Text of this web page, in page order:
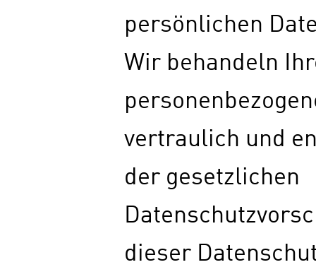
persönlichen
Wir behandeln
vertraulich und
der gesetzlichen
dieser